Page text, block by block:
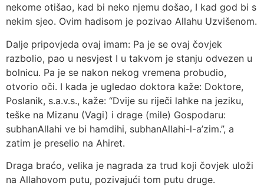
nekome otišao, kad bi neko njemu došao, I kad god bi s
nekim sjeo. Ovim hadisom je pozivao Allahu Uzvišenom.
Dalje pripovjeda ovaj imam: Pa je se ovaj čovjek
razbolio, pao u nesvjest I u takvom je stanju odvezen u
bolnicu. Pa je se nakon nekog vremena probudio,
otvorio oči. I kada je ugledao doktora kaže: Doktore,
Poslanik, s.a.v.s., kaže: “Dvije su riječi lahke na jeziku,
teške na Mizanu (Vagi) i drage (mile) Gospodaru:
subhanAllahi ve bi hamdihi, subhanAllahi-l-a’zim.”, a
zatim je preselio na Ahiret.
Draga braćo, velika je nagrada za trud koji čovjek uloži
na Allahovom putu, pozivajući tom putu druge.